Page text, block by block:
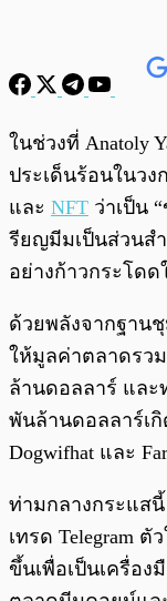
พร้อมเล่น
ในช่วงที่ Anatoly
ประเด็นร้อนในว
และ NFT ว่าเป็น
รียญมีมเป็นส่วนส
อย่างก้าวกระโด
ด้วยพลังจากฐาน
ให้มูลค่าตลาดรวม
ล้านดอลลาร์ แล
พันล้านดอลลาร์เ
Dogwifhat และ
ท่ามกลางกระแสนี้
เทรด Telegram ตั
ขึ้นเพื่อเป็นเครื่อง